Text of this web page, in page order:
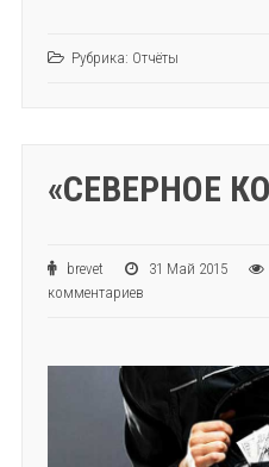
Рубрика: Отчёты
«СЕВЕРНОЕ
brevet 31 Май 2015
комментариев